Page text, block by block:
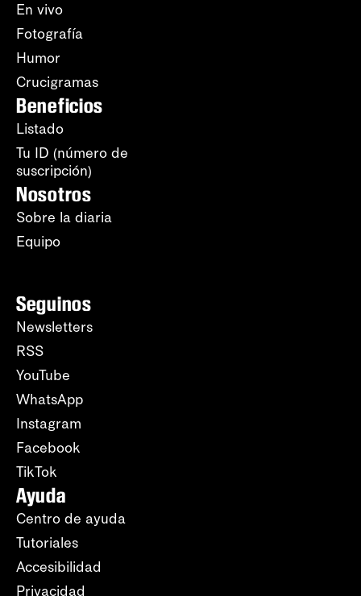
En vivo
Fotografía
Humor
Crucigramas
Beneficios
Listado
Tu ID (número de
suscripción)
Nosotros
Sobre la diaria
Equipo
Seguinos
Newsletters
RSS
YouTube
WhatsApp
Instagram
Facebook
TikTok
Ayuda
Centro de ayuda
Tutoriales
Accesibilidad
Privacidad